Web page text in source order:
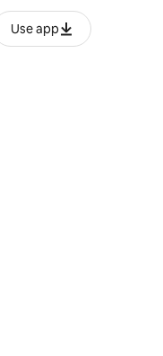
Use app